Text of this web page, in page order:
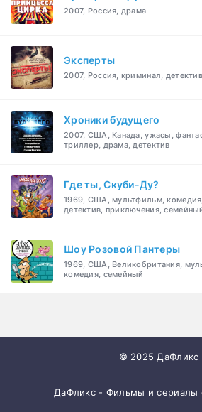
2007, Россия, драма
Эксперты
2007, Россия, криминал, детектив
Хроники будущего
2007, США, Канада, ужасы,
триллер, драма, детектив
Где ты, Скуби-Ду?
1969, США, мультфильм,
детектив, приключения,
Шоу Розовой Пантеры
1969, США, Великобритания,
комедия, семейный
© 2025 ДаФликс
ДаФликс - Фильмы и сериалы